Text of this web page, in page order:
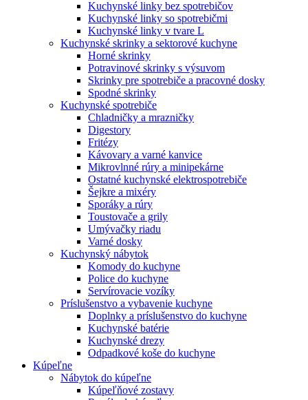
Kuchynské linky bez spotrebičov
Kuchynské linky so spotrebičmi
Kuchynské linky v tvare L
Kuchynské skrinky a sektorové kuchyne
Horné skrinky
Potravinové skrinky s výsuvom
Skrinky pre spotrebiče a pracovné dosky
Spodné skrinky
Kuchynské spotrebiče
Chladničky a mrazničky
Digestory
Fritézy
Kávovary a varné kanvice
Mikrovlnné rúry a minipekárne
Ostatné kuchynské elektrospotrebiče
Šejkre a mixéry
Sporáky a rúry
Toustovače a grily
Umývačky riadu
Varné dosky
Kuchynský nábytok
Komody do kuchyne
Police do kuchyne
Servírovacie vozíky
Príslušenstvo a vybavenie kuchyne
Doplnky a príslušenstvo do kuchyne
Kuchynské batérie
Kuchynské drezy
Odpadkové koše do kuchyne
Kúpeľne
Nábytok do kúpeľne
Kúpeľňové zostavy